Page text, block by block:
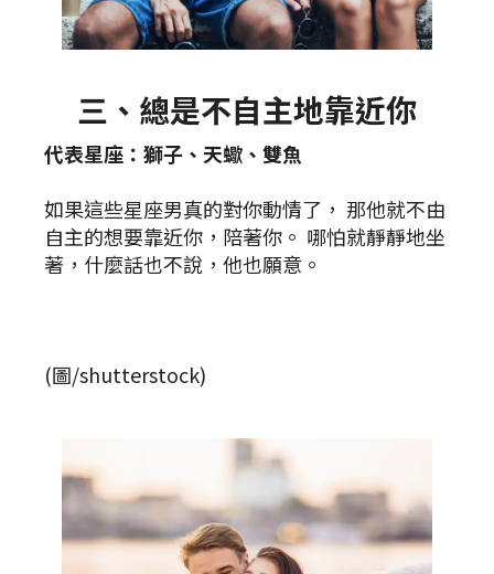
三、總是不自主地靠近你
代表星座：獅子、天蠍、雙魚
如果這些星座男真的對你動情了， 那他就不由
自主的想要靠近你，陪著你。 哪怕就靜靜地坐
著，什麼話也不說，他也願意。
(圖/shutterstock)